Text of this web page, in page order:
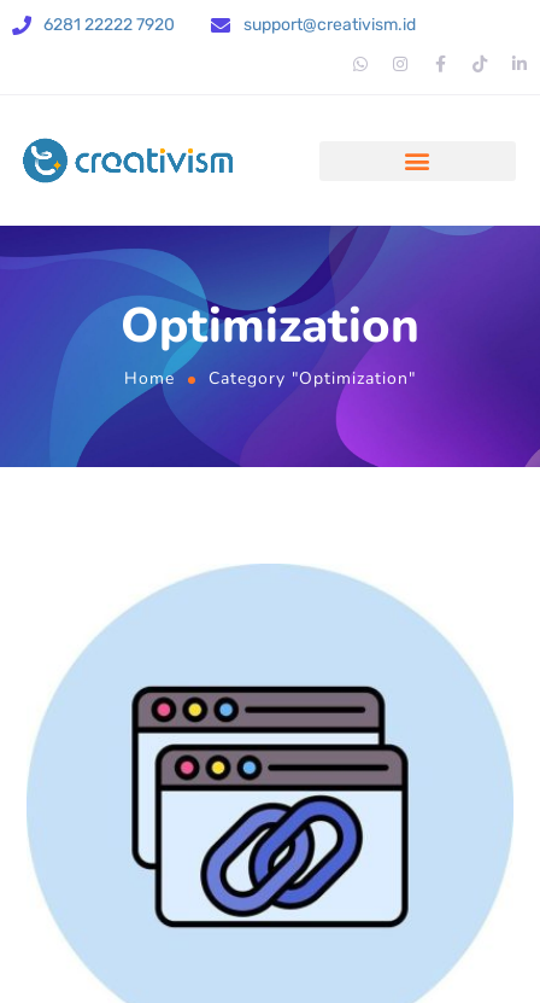
6281 22222 7920 support@creativism.id
Optimization
Home Category "Optimization"